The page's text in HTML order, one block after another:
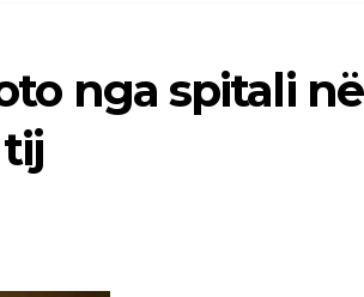
nga spitali në